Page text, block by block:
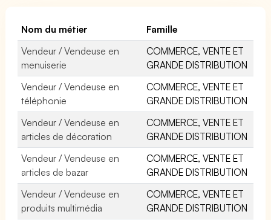
Nom du métier
Famille
Vendeur / Vendeuse en
menuiserie
COMMERCE, VENTE ET
GRANDE DISTRIBUTION
Vendeur / Vendeuse en
téléphonie
COMMERCE, VENTE ET
GRANDE DISTRIBUTION
Vendeur / Vendeuse en
articles de décoration
COMMERCE, VENTE ET
GRANDE DISTRIBUTION
Vendeur / Vendeuse en
articles de bazar
COMMERCE, VENTE ET
GRANDE DISTRIBUTION
Vendeur / Vendeuse en
produits multimédia
COMMERCE, VENTE ET
GRANDE DISTRIBUTION